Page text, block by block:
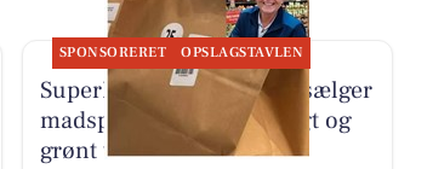
SPONSORERET OPSLAGSTAVLEN
SuperBrugsen Vamdrup sælger
madspildsposer med frugt og
grønt til 25 kr.